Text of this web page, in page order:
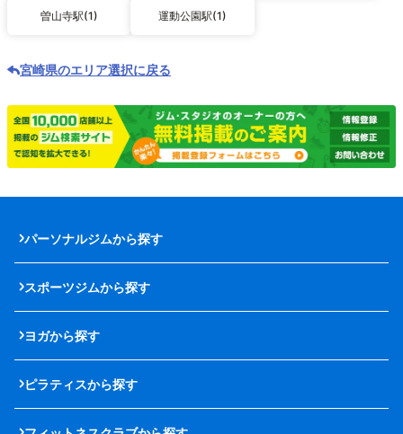
曽山寺駅(1) 運動公園駅(1)
宮崎県のエリア選択に戻る
パーソナルジムから探す
スポーツジムから探す
ヨガから探す
ピラティスから探す